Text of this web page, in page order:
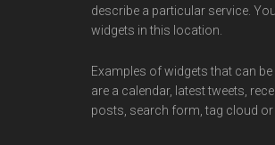
describe a particular service.
widgets in this location.
Examples of widgets that can
are a calendar, latest tweets,
posts, search form, tag cloud or